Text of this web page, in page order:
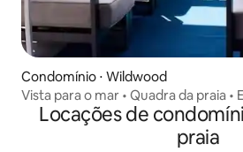
Condomínio ⋅ Wildwood
Vista para o mar • Quadra da praia •
passe gratuito para o WW
Locações de
praia